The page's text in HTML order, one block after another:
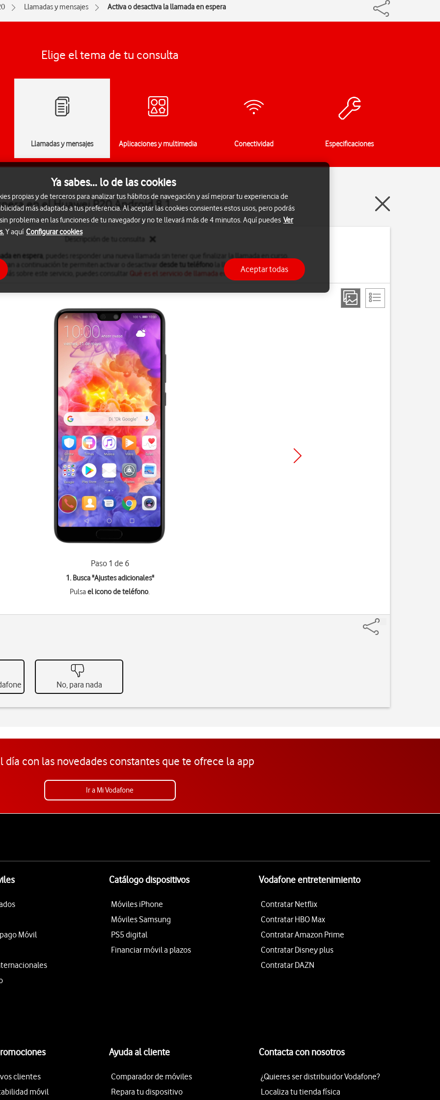
Llamadas y mensajes Activa o desactiva la llamada en espera
Elige el tema de tu consulta
Llamadas y mensajes Aplicaciones y multimedia Conectividad Especificaciones
en el Huawei P20 Android 8.1
en espera
a continuación te permiten activar o desactivar desde tu teléfono
la llamada en espera.
más sobre este servicio, puedes consultar
Qué es el servicio de llamada en espera.
Paso 1 de 6
1. Busca "Ajustes adicionales"
Pulsael icono de teléfono.
No, para nada
día con las novedades constantes que te ofrece la app
Ir a Mi Vodafone
Móvil
Catálogo dispositivos
Móviles iPhone
Móviles Samsung
PS5 digital
Financiar móvil a plazos
Vodafone entretenimiento
Contratar Netflix
Contratar HBO Max
Contratar Amazon Prime
Contratar Disney plus
Contratar DAZN
clientes
móvil
Ayuda al cliente
Comparador de móviles
Repara tu dispositivo
Contacta con nosotros
¿Quieres ser distribuidor Vodafone?
Localiza tu tienda física
Ya sabes... lo de las cookies
propias y de terceros para analizar tus hábitos de navegación y así mejorar tu experiencia de
más adaptada a tus preferencia. Al aceptar las cookies consientes estos usos, pero podrás
problema en las funciones de tu navegador y no te llevará más de 4 minutos. Aquí puedes Ver
Y aquí Configurar cookies
Aceptar todas